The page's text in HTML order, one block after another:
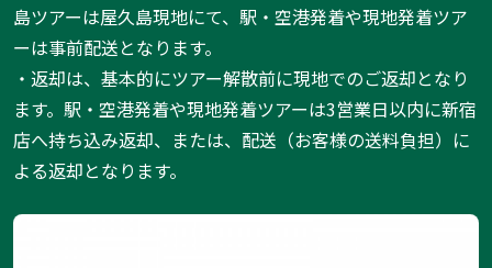
島ツアーは屋久島現地にて、駅・空港発着や現地発着ツア
ーは事前配送となります。
・返却は、基本的にツアー解散前に現地でのご返却となり
ます。駅・空港発着や現地発着ツアーは3営業日以内に新宿
店へ持ち込み返却、または、配送（お客様の送料負担）に
よる返却となります。